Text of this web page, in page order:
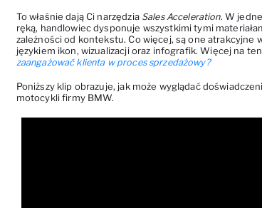
To właśnie dają Ci narzędzia Sales Acceleration. W
ręką, handlowiec dysponuje wszystkimi tymi
zależności od kontekstu. Co więcej, są one atrakcyjne
językiem ikon, wizualizacji oraz infografik. Więcej na
zaangażować klienta w proces sprzedażowy?
Poniższy klip obrazuje, jak może wyglądać
motocykli firmy BMW.